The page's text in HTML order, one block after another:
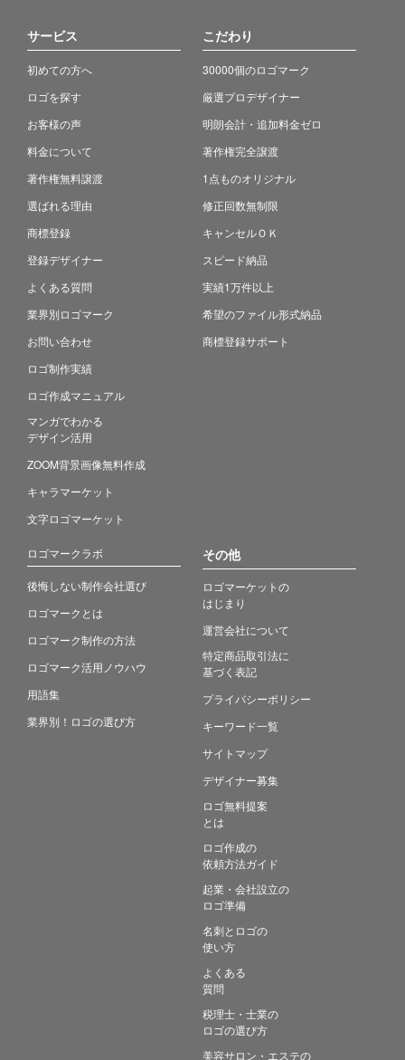
サービス
初めての方へ
ロゴを探す
お客様の声
料金について
著作権無料譲渡
選ばれる理由
商標登録
登録デザイナー
よくある質問
業界別ロゴマーク
お問い合わせ
ロゴ制作実績
ロゴ作成マニュアル
マンガでわかる
デザイン活用
ZOOM背景画像無料作成
キャラマーケット
文字ロゴマーケット
こだわり
30000個のロゴマーク
厳選プロデザイナー
明朗会計・追加料金ゼロ
著作権完全譲渡
1点ものオリジナル
修正回数無制限
キャンセルＯＫ
スピード納品
実績1万件以上
希望のファイル形式納品
商標登録サポート
ロゴマークラボ
後悔しない制作会社選び
ロゴマークとは
ロゴマーク制作の方法
ロゴマーク活用ノウハウ
用語集
業界別！ロゴの選び方
その他
ロゴマーケットの
はじまり
運営会社について
特定商品取引法に
基づく表記
プライバシーポリシー
キーワード一覧
サイトマップ
デザイナー募集
ロゴ無料提案
とは
ロゴ作成の
依頼方法ガイド
起業・会社設立の
ロゴ準備
名刺とロゴの
使い方
よくある
質問
税理士・士業の
ロゴの選び方
美容サロン・エステの